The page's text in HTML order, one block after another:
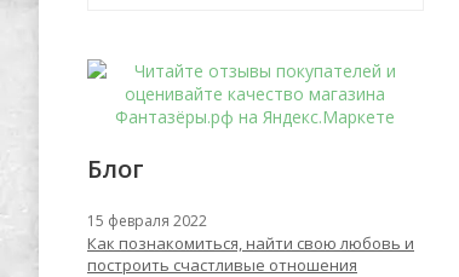
Блог
15 февраля 2022
Как познакомиться, найти свою любовь и
построить счастливые отношения